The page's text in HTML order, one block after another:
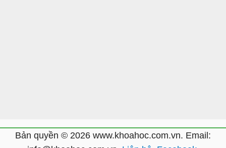
Bản quyền © 2026 www.khoahoc.com.vn. Email: